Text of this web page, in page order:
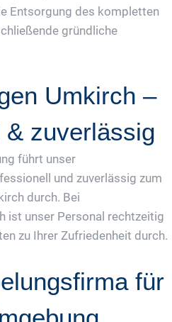
Entsorgung des kompletten
gründliche
Umkirch –
zuverlässig
führt unser
und zuverlässig zum
durch. Bei
ist unser Personal rechtzeitig
zu Ihrer Zufriedenheit durch.
für